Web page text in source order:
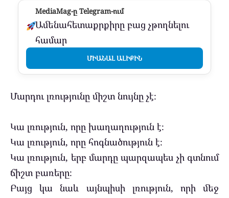
MediaMag-ը Telegram-ում
Ամենահետաքրքիրը բաց չթողնելու
համար
ՄԻԱՆԱԼ ԱԼԻՔԻՆ
Մարդու լռությունը միշտ նույնը չէ։
Կա լռություն, որը խաղաղություն է։
Կա լռություն, որը հոգնածություն է։
Կա լռություն, երբ մարդը պարզապես չի գտնում
ճիշտ բառերը։
Բայց կա նաև այնպիսի լռություն, որի մեջ